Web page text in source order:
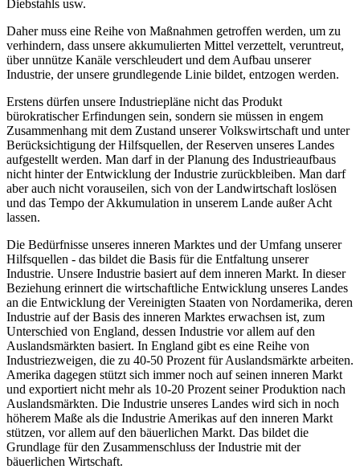
Diebstahls usw.
Daher muss eine Reihe von Maßnahmen getroffen werden, um zu
verhindern, dass unsere akkumulierten Mittel verzettelt, veruntreut,
über unnütze Kanäle verschleudert und dem Aufbau unserer
Industrie, der unsere grundlegende Linie bildet, entzogen werden.
Erstens dürfen unsere Industriepläne nicht das Produkt
bürokratischer Erfindungen sein, sondern sie müssen in engem
Zusammenhang mit dem Zustand unserer Volkswirtschaft und unter
Berücksichtigung der Hilfsquellen, der Reserven unseres Landes
aufgestellt werden. Man darf in der Planung des Industrieaufbaus
nicht hinter der Entwicklung der Industrie zurückbleiben. Man darf
aber auch nicht vorauseilen, sich von der Landwirtschaft loslösen
und das Tempo der Akkumulation in unserem Lande außer Acht
lassen.
Die Bedürfnisse unseres inneren Marktes und der Umfang unserer
Hilfsquellen - das bildet die Basis für die Entfaltung unserer
Industrie. Unsere Industrie basiert auf dem inneren Markt. In dieser
Beziehung erinnert die wirtschaftliche Entwicklung unseres Landes
an die Entwicklung der Vereinigten Staaten von Nordamerika, deren
Industrie auf der Basis des inneren Marktes erwachsen ist, zum
Unterschied von England, dessen Industrie vor allem auf den
Auslandsmärkten basiert. In England gibt es eine Reihe von
Industriezweigen, die zu 40-50 Prozent für Auslandsmärkte arbeiten.
Amerika dagegen stützt sich immer noch auf seinen inneren Markt
und exportiert nicht mehr als 10-20 Prozent seiner Produktion nach
Auslandsmärkten. Die Industrie unseres Landes wird sich in noch
höherem Maße als die Industrie Amerikas auf den inneren Markt
stützen, vor allem auf den bäuerlichen Markt. Das bildet die
Grundlage für den Zusammenschluss der Industrie mit der
bäuerlichen Wirtschaft.